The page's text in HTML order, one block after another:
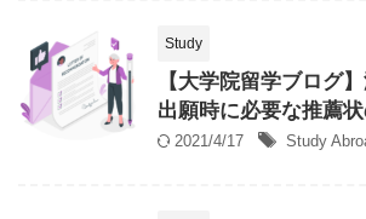
Study
【大学院留学ブログ
出願時に必要な推薦
2021/4/17 Study